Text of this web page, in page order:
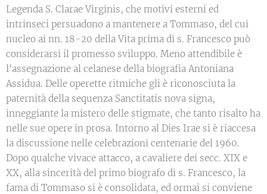
Legenda S. Clarae Virginis, che motivi esterni ed
intrinseci persuadono a mantenere a Tommaso, del cui
nucleo ai nn. 18-20 della Vita prima di s. Francesco può
considerarsi il promesso sviluppo. Meno attendibile è
l'assegnazione al celanese della biografia Antoniana
Assidua. Delle operette ritmiche gli è riconosciuta la
paternità della sequenza Sanctitatis nova signa,
inneggiante la mistero delle stigmate, che tanto risalto ha
nelle sue opere in prosa. Intorno al Dies Irae si è riaccesa
la discussione nelle celebrazioni centenarie del 1960.
Dopo qualche vivace attacco, a cavaliere dei secc. XIX e
XX, alla sincerità del primo biografo di s. Francesco, la
fama di Tommaso si è consolidata, ed ormai si conviene